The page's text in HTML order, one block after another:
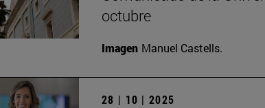
octubre
Imagen Manuel Castells.
28 | 10 | 2025